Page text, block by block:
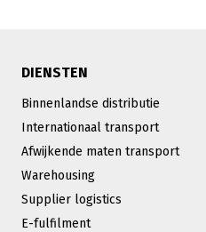
DIENSTEN
Binnenlandse distributie
Internationaal transport
Afwijkende maten transport
Warehousing
Supplier logistics
E-fulfilment